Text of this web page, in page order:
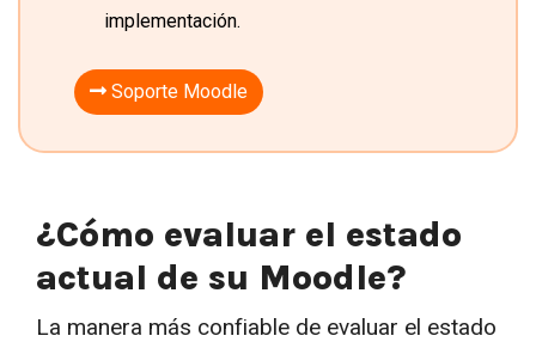
implementación.
Soporte Moodle
¿Cómo evaluar el estado
actual de su Moodle?
La manera más confiable de evaluar el estado